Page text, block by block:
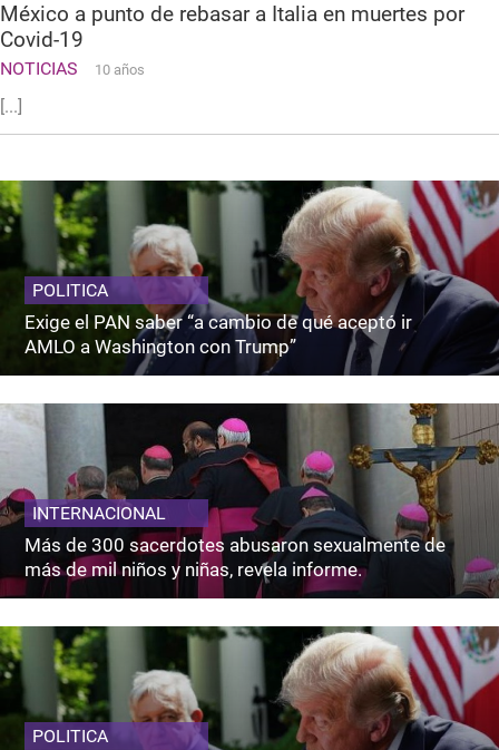
México a punto de rebasar a Italia en muertes por
Covid-19
NOTICIAS 10 años
[...]
POLITICA
Exige el PAN saber “a cambio de qué aceptó ir
AMLO a Washington con Trump”
INTERNACIONAL
Más de 300 sacerdotes abusaron sexualmente de
más de mil niños y niñas, revela informe.
POLITICA